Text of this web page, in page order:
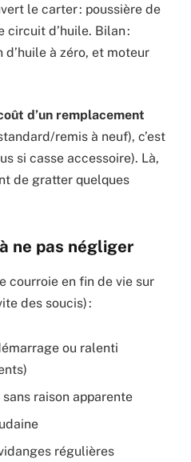
le carter : poussière de
circuit d’huile. Bilan :
à zéro, et moteur
d’un remplacement
remis à neuf), c’est
si casse accessoire). Là,
de gratter quelques
ne pas négliger
courroie en fin de vie sur
des soucis) :
ou ralenti
raison apparente
régulières